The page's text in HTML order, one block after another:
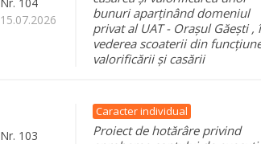
15.07.2026
bunuri aparținând domeniul
privat al UAT - Orașul Găești ,
vederea scoaterii din
valorificării și casării
Nr. 103
Caracter individual
Proiect de hotărâre privind